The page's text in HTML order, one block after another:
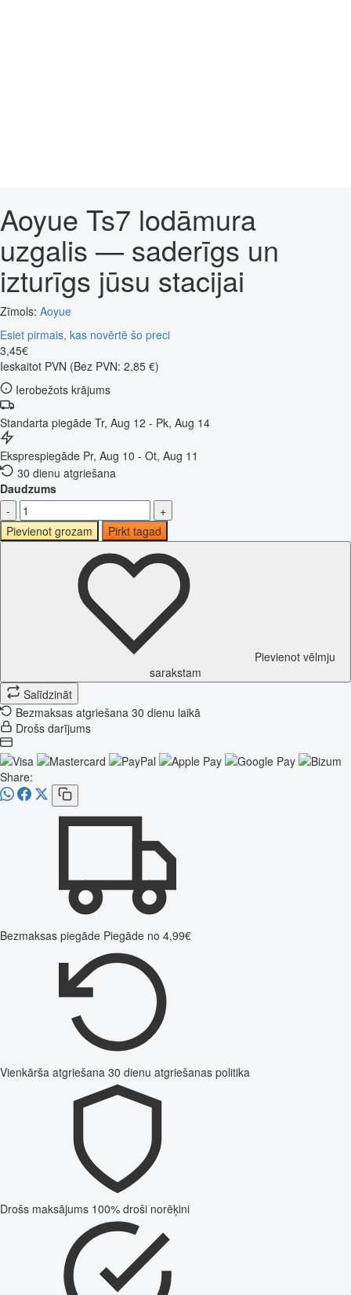
Aoyue Ts7 lodāmura
uzgalis — saderīgs un
izturīgs jūsu stacijai
Zīmols: Aoyue
Esiet pirmais, kas novērtē šo preci
3,45€
Ieskaitot PVN (Bez PVN: 2,85 €)
Ierobežots krājums
Standarta piegāde Tr, Aug 12 - Pk, Aug 14
Eksprespiegāde Pr, Aug 10 - Ot, Aug 11
30 dienu atgriešana
Daudzums
-
+
Pievienot grozam
Pirkt tagad
Pievienot vēlmju
sarakstam
Salīdzināt
Bezmaksas atgriešana 30 dienu laikā
Drošs darījums
Share:
Bezmaksas piegāde Piegāde no 4,99€
Vienkārša atgriešana 30 dienu atgriešanas politika
Drošs maksājums 100% droši norēķini